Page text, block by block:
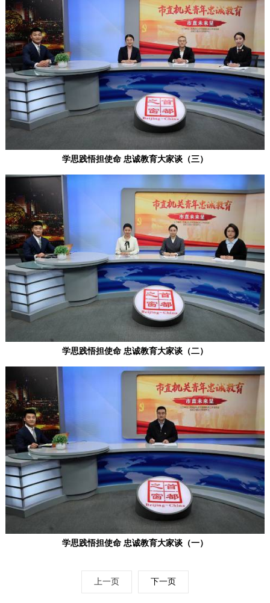
学思践悟担使命 忠诚教育大家谈（三）
学思践悟担使命 忠诚教育大家谈（二）
学思践悟担使命 忠诚教育大家谈（一）
上一页 下一页